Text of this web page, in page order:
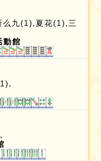
九(1),夏花(1),三
館